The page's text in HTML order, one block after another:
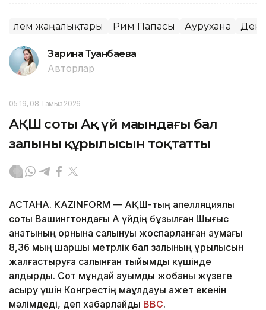
Әлем жаңалықтары Рим Папасы Аурухана
Зарина Туғанбаева
Авторлар
05:19, 08 Тамыз 2026
АҚШ соты Ақ үй маңындағы бал
залының құрылысын тоқтатты
АСТАНА. KAZINFORM — АҚШ-тың апелляциялық
соты Вашингтондағы Ақ үйдің бұзылған Шығыс
қанатының орнына салынуы жоспарланған аумағы
8,36 мың шаршы метрлік бал залының құрылысын
жалғастыруға салынған тыйымды күшінде
қалдырды. Сот мұндай ауқымды жобаны жүзеге
асыру үшін Конгрестің мақұлдауы қажет екенін
мәлімдеді, деп хабарлайды BBC.